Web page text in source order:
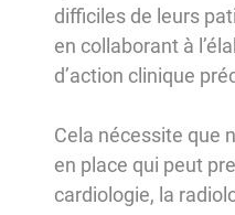
difficiles de leurs
en collaborant à
d’action clinique
Cela nécessite que
en place qui peut
cardiologie, la